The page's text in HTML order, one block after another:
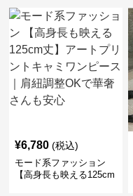
¥6,780 (税込)
モード系ファッション
【高身長も映える125cm